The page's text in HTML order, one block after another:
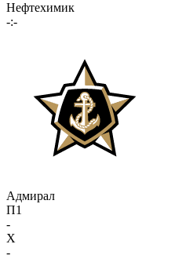
Нефтехимик
-:-
Адмирал
П1
-
X